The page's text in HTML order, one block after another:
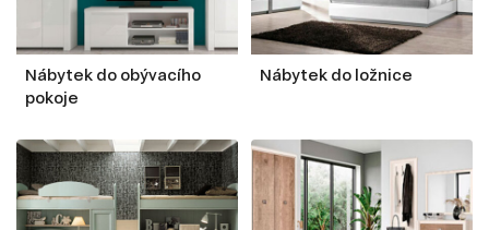
Nábytek do obývacího
pokoje
Nábytek do ložnice